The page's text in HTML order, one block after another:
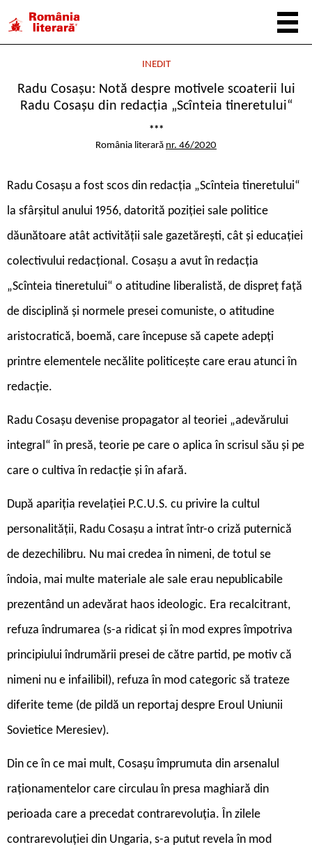
INEDIT
Radu Cosașu: Notă despre motivele scoaterii lui
Radu Cosașu din redacția „Scînteia tineretului“
***
România literară nr. 46/2020
Radu Cosașu a fost scos din redacția „Scînteia tineretului“
la sfârșitul anului 1956, datorită poziției sale politice
dăunătoare atât activității sale gazetărești, cât și educației
colectivului redacțional. Cosașu a avut în redacția
„Scînteia tineretului“ o atitudine liberalistă, de dispreț față
de disciplină și normele presei comuniste, o atitudine
aristocratică, boemă, care începuse să capete adepți
printre elementele necălite politicește care erau atunci în
redacție.
Radu Cosașu devenise propagator al teoriei „adevărului
integral“ în presă, teorie pe care o aplica în scrisul său și pe
care o cultiva în redacție și în afară.
După apariția revelației P.C.U.S. cu privire la cultul
personalității, Radu Cosașu a intrat într-o criză puternică
de dezechilibru. Nu mai credea în nimeni, de totul se
îndoia, mai multe materiale ale sale erau nepublicabile
prezentând un adevărat haos ideologic. Era recalcitrant,
refuza îndrumarea (s-a ridicat și în mod expres împotriva
principiului îndrumării presei de către partid, pe motiv că
nimeni nu e infailibil), refuza în mod categoric să trateze
diferite teme (de pildă un reportaj despre Eroul Uniunii
Sovietice Meresiev).
Din ce în ce mai mult, Cosașu împrumuta din arsenalul
raționamentelor care circulau în presa maghiară din
perioada care a precedat contrarevoluția. În zilele
contrarevoluției din Ungaria, s-a putut revela în mod